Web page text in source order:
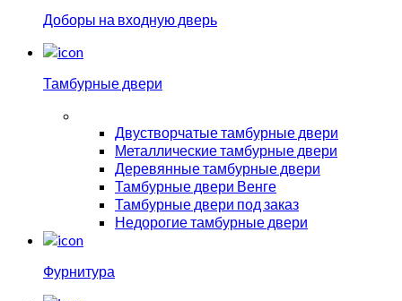
Доборы на входную дверь
Тамбурные двери
Двустворчатые тамбурные двери
Металлические тамбурные двери
Деревянные тамбурные двери
Тамбурные двери Венге
Тамбурные двери под заказ
Недорогие тамбурные двери
Фурнитура